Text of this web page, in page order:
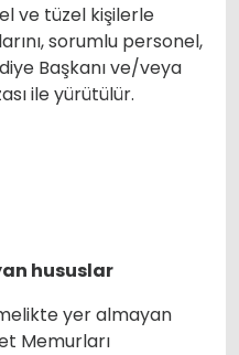
ve tüzel kişilerle
sorumlu personel,
Başkanı ve/veya
ile yürütülür.
hususlar
yer almayan
Memurları